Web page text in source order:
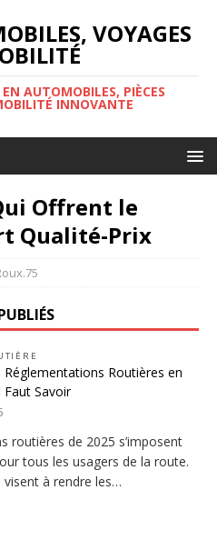
VOYAGES
AUTOMOBILES, PIÈCES
INNOVANTE
Offrent le
Qualité-Prix
Réglementations Routières en
Faut Savoir
routières de 2025 s’imposent
tous les usagers de la route.
à rendre les…